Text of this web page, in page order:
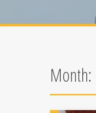
Month: